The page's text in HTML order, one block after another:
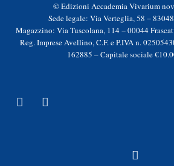
© Edizioni Accademia Vivarium
Sede legale: Via Verteglia, 58 −
Magazzino: Via Tuscolana, 114 − 00044
Reg. Imprese Avellino, C.F. e P.IVA n.
162885 – Capitale sociale